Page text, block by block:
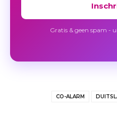
Gratis & geen spam -
CO-ALARM